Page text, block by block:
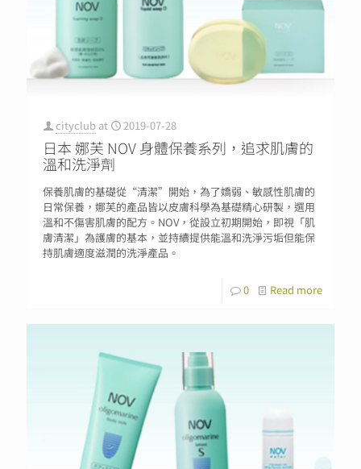
cityclub at 2019-07-28
日本 娜芙 NOV 身體保養系列，追求肌膚的
溫和洗淨劑
保養肌膚的基礎從“清潔”開始，為了嬌弱、敏感性肌膚的
日常保養，娜芙的產品皆以皮膚科學為基礎精心研製，選用
溫和不傷害肌膚的配方。NOV，從設立初期開始，即視「肌
膚清潔」為護膚的基本，並持續提供能溫和洗淨污垢但能保
持肌膚適度滋潤的洗淨產品。
0 Read more